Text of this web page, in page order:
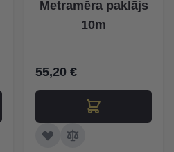
Metramēra paklājs
10m
55,20 €